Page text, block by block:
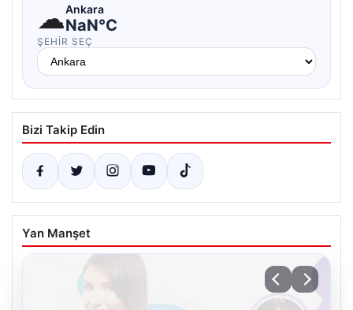
☁Ankara
NaN°C
ŞEHIR SEÇ
Bizi Takip Edin
Yan Manşet